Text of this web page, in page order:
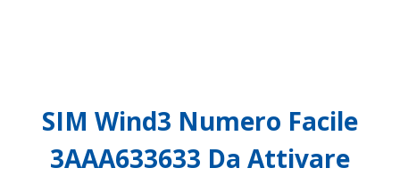
SIM Wind3 Numero Facile
3AAA633633 Da Attivare